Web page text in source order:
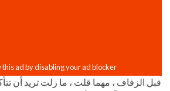
قبل الزفاف ، مهما قلت ، ما زلت تريد أن